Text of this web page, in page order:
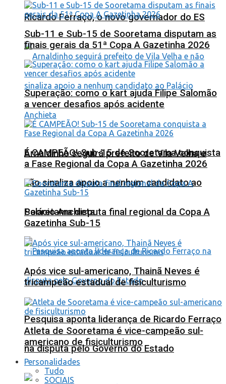
Ricardo Ferraço, o novo governador do ES
Arnaldinho seguirá prefeito de Vila Velha e
não sinaliza apoio a nenhum candidato ao
Palácio Anchieta
Pesquisa aponta liderança de Ricardo Ferraço
na disputa pelo Governo do Estado
Sub-11 e Sub-15 de Sooretama disputam as
finais gerais da 51ª Copa A Gazetinha 2026
Superação: como o kart ajuda Filipe Salomão
a vencer desafios após acidente
É CAMPEÃO! Sub-15 de Sooretama conquista
a Fase Regional da Copa A Gazetinha 2026
Sooretama disputa final regional da Copa A
Gazetinha Sub-15
Após vice sul-americano, Thainã Neves é
tricampeão estadual de fisiculturismo
Atleta de Sooretama é vice-campeão sul-
americano de fisiculturismo
Personalidades
Tudo
SOCIAIS